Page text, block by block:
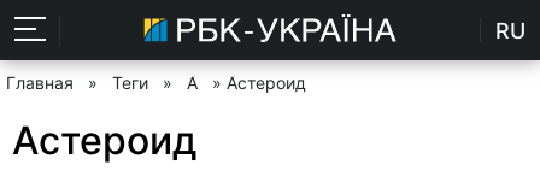
RU
Главная » Теги » А » Астероид
Астероид